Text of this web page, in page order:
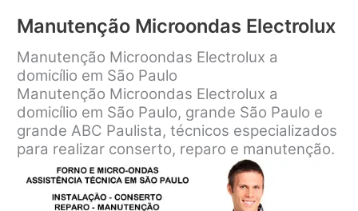
Manutenção Microondas Electrolux
Manutenção Microondas Electrolux a
domicílio em São Paulo
Manutenção Microondas Electrolux a
domicílio em São Paulo, grande São Paulo e
grande ABC Paulista, técnicos especializados
para realizar conserto, reparo e manutenção.